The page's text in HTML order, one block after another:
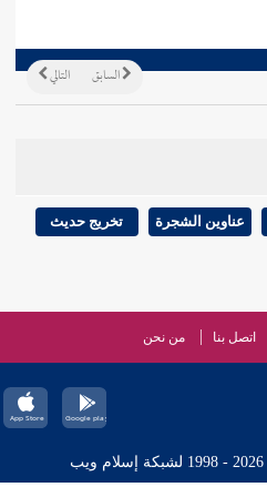
التالي السابق
عناوين الشجرة تخريج حديث
اتصل بنا من نحن